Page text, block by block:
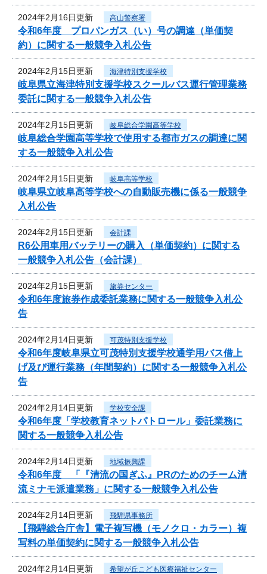
2024年2月16日更新 高山警察署
令和6年度 プロパンガス（い）号の調達（単価契
約）に関する一般競争入札公告
2024年2月15日更新 海津特別支援学校
岐阜県立海津特別支援学校スクールバス運行管理業務
委託に関する一般競争入札公告
2024年2月15日更新 岐阜総合学園高等学校
岐阜総合学園高等学校で使用する都市ガスの調達に関
する一般競争入札公告
2024年2月15日更新 岐阜高等学校
岐阜県立岐阜高等学校への自動販売機に係る一般競争
入札公告
2024年2月15日更新 会計課
R6公用車用バッテリーの購入（単価契約）に関する
一般競争入札公告（会計課）
2024年2月15日更新 旅券センター
令和6年度旅券作成委託業務に関する一般競争入札公
告
2024年2月14日更新 可茂特別支援学校
令和6年度岐阜県立可茂特別支援学校通学用バス借上
げ及び運行業務（年間契約）に関する一般競争入札公
告
2024年2月14日更新 学校安全課
令和6年度「学校教育ネットパトロール」委託業務に
関する一般競争入札公告
2024年2月14日更新 地域振興課
令和6年度 「『清流の国ぎふ』PRのためのチーム清
流ミナモ派遣業務」に関する一般競争入札公告
2024年2月14日更新 飛騨県事務所
【飛騨総合庁舎】電子複写機（モノクロ・カラー）複
写料の単価契約に関する一般競争入札公告
2024年2月14日更新 希望が丘こども医療福祉センター